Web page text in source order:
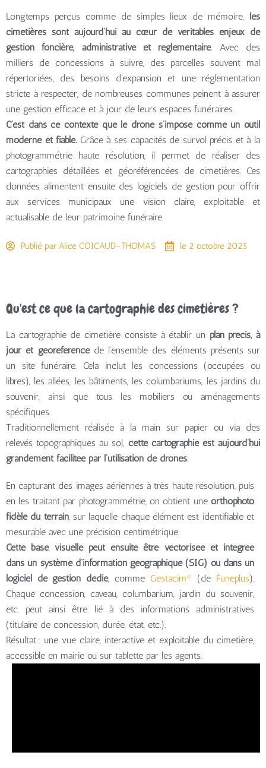
Longtemps perçus comme de simples lieux de mémoire, les
cimetières sont aujourd’hui au cœur de véritables enjeux de
gestion foncière, administrative et réglementaire. Avec des
milliers de concessions à suivre, des parcelles souvent mal
répertoriées, des besoins d’expansion et une réglementation
stricte à respecter, de nombreuses communes peinent à assurer
une gestion efficace et à jour de leurs espaces funéraires.
C’est dans ce contexte que le drone s’impose comme un outil
moderne et fiable.Grâce à ses capacités de survol précis et à la
photogrammétrie haute résolution, il permet de réaliser des
cartographies détaillées et géoréférencées de cimetières. Ces
données alimentent ensuite des logiciels de gestion pour offrir
aux services municipaux une vision claire, exploitable et
actualisable de leur patrimoine funéraire.
Publié par Alice COICAUD-THOMAS le 2 octobre 2025
Qu'est ce que la cartographie des cimetières ?
La cartographie de cimetière consiste à établir un plan précis, à
jour et géoréférencéde l’ensemble des éléments présents sur
un site funéraire. Cela inclut les concessions (occupées ou
libres), les allées, les bâtiments, les columbariums, les jardins du
souvenir, ainsi que tous les mobiliers ou aménagements
spécifiques.
Traditionnellement réalisée à la main sur papier ou via des
relevés topographiques au sol, cette cartographie est aujourd’hui
grandement facilitée par l’utilisation de drones.
En capturant des images aériennes à très haute résolution, puis
en les traitant par photogrammétrie, on obtient une orthophoto
fidèle du terrain, sur laquelle chaque élément est identifiable et
mesurable avec une précision centimétrique.
Cette base visuelle peut ensuite être vectorisée et intégrée
dans un système d’information géographique (SIG) ou dans un
logiciel de gestion dédié, comme Gestacim® (de Funeplus).
Chaque concession, caveau, columbarium, jardin du souvenir,
etc. peut ainsi être lié à des informations administratives
(titulaire de concession, durée, état, etc.).
Résultat : une vue claire, interactive et exploitable du cimetière,
accessible en mairie ou sur tablette par les agents.